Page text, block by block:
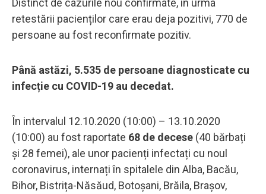
retestării pacienților care erau deja pozitivi, 770 de
persoane au fost reconfirmate pozitiv.
Până astăzi, 5.535 de persoane diagnosticate cu
infecție cu COVID-19 au decedat.
În intervalul 12.10.2020 (10:00) – 13.10.2020
(10:00) au fost raportate 68 de decese (40 bărbați
și 28 femei), ale unor pacienți infectați cu noul
coronavirus, internați în spitalele din Alba, Bacău,
Bihor, Bistrița-Năsăud, Botoșani, Brăila, Brașov,